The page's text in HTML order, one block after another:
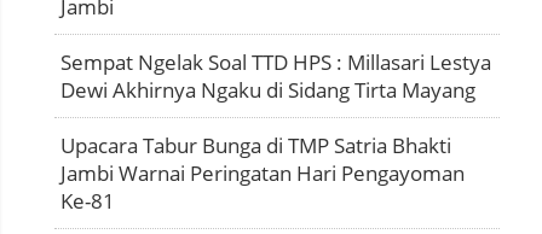
Jambi
Sempat Ngelak Soal TTD HPS : Millasari Lestya
Dewi Akhirnya Ngaku di Sidang Tirta Mayang
Upacara Tabur Bunga di TMP Satria Bhakti
Jambi Warnai Peringatan Hari Pengayoman
Ke-81